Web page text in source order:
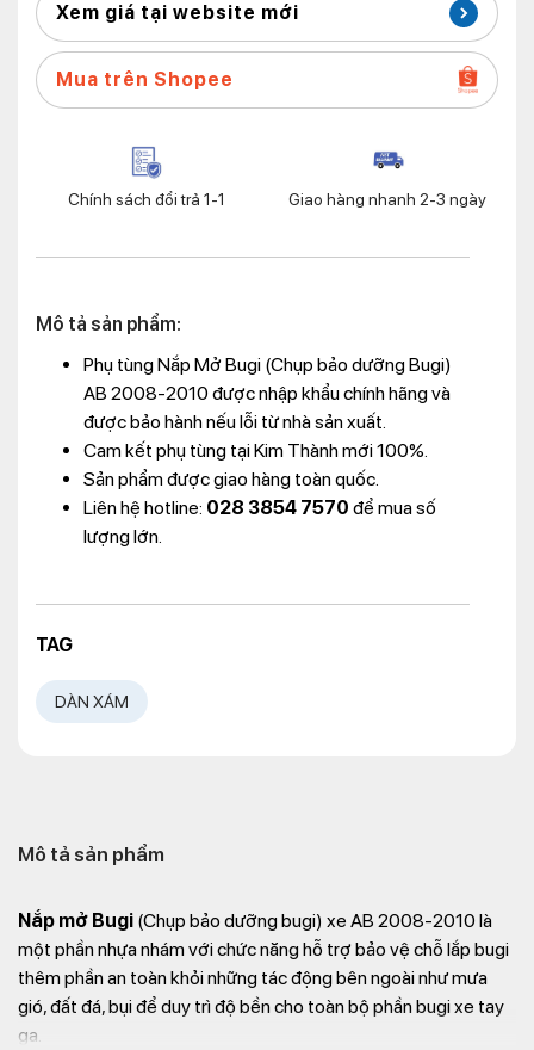
Xem giá tại website mới
Mua trên Shopee
Chính sách đổi trả 1-1 Giao hàng nhanh 2-3 ngày
Mô tả sản phẩm:
Phụ tùng Nắp Mở Bugi (Chụp bảo dưỡng Bugi)
AB 2008-2010 được nhập khẩu chính hãng và
được bảo hành nếu lỗi từ nhà sản xuất.
Cam kết phụ tùng tại Kim Thành mới 100%.
Sản phẩm được giao hàng toàn quốc.
Liên hệ hotline: 028 3854 7570 để mua số
lượng lớn.
TAG
DÀN XÁM
Mô tả sản phẩm
Nắp mở Bugi (Chụp bảo dưỡng bugi) xe AB 2008-2010 là
một phần nhựa nhám với chức năng hỗ trợ bảo vệ chỗ lắp bugi
thêm phần an toàn khỏi những tác động bên ngoài như mưa
gió, đất đá, bụi để duy trì độ bền cho toàn bộ phần bugi xe tay
ga.